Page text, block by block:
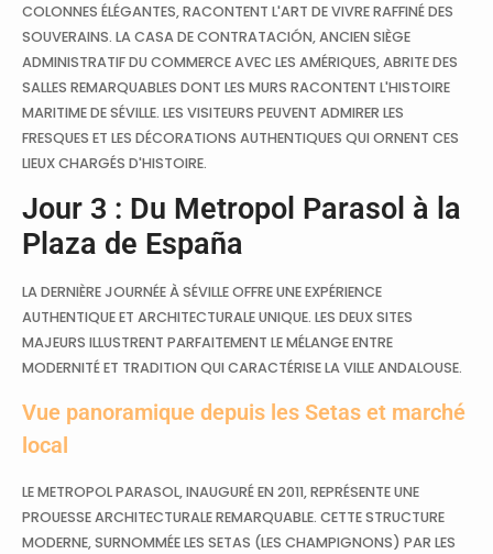
COLONNES ÉLÉGANTES, RACONTENT L'ART DE VIVRE RAFFINÉ DES
SOUVERAINS. LA CASA DE CONTRATACIÓN, ANCIEN SIÈGE
ADMINISTRATIF DU COMMERCE AVEC LES AMÉRIQUES, ABRITE DES
SALLES REMARQUABLES DONT LES MURS RACONTENT L'HISTOIRE
MARITIME DE SÉVILLE. LES VISITEURS PEUVENT ADMIRER LES
FRESQUES ET LES DÉCORATIONS AUTHENTIQUES QUI ORNENT CES
LIEUX CHARGÉS D'HISTOIRE.
Jour 3 : Du Metropol Parasol à la
Plaza de España
LA DERNIÈRE JOURNÉE À SÉVILLE OFFRE UNE EXPÉRIENCE
AUTHENTIQUE ET ARCHITECTURALE UNIQUE. LES DEUX SITES
MAJEURS ILLUSTRENT PARFAITEMENT LE MÉLANGE ENTRE
MODERNITÉ ET TRADITION QUI CARACTÉRISE LA VILLE ANDALOUSE.
Vue panoramique depuis les Setas et marché
local
LE METROPOL PARASOL, INAUGURÉ EN 2011, REPRÉSENTE UNE
PROUESSE ARCHITECTURALE REMARQUABLE. CETTE STRUCTURE
MODERNE, SURNOMMÉE LES SETAS (LES CHAMPIGNONS) PAR LES